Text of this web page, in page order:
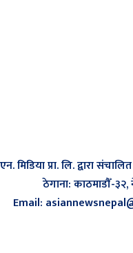
प्रा. लि. द्वारा
ठेगाना: काठमाडौँ-३२,
Email: